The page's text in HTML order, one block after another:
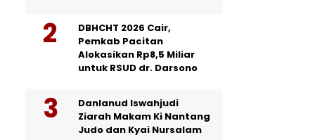
DBHCHT 2026 Cair,
Pemkab Pacitan
Alokasikan Rp8,5 Miliar
untuk RSUD dr. Darsono
Danlanud Iswahjudi
Ziarah Makam Ki Nantang
Judo dan Kyai Nursalam